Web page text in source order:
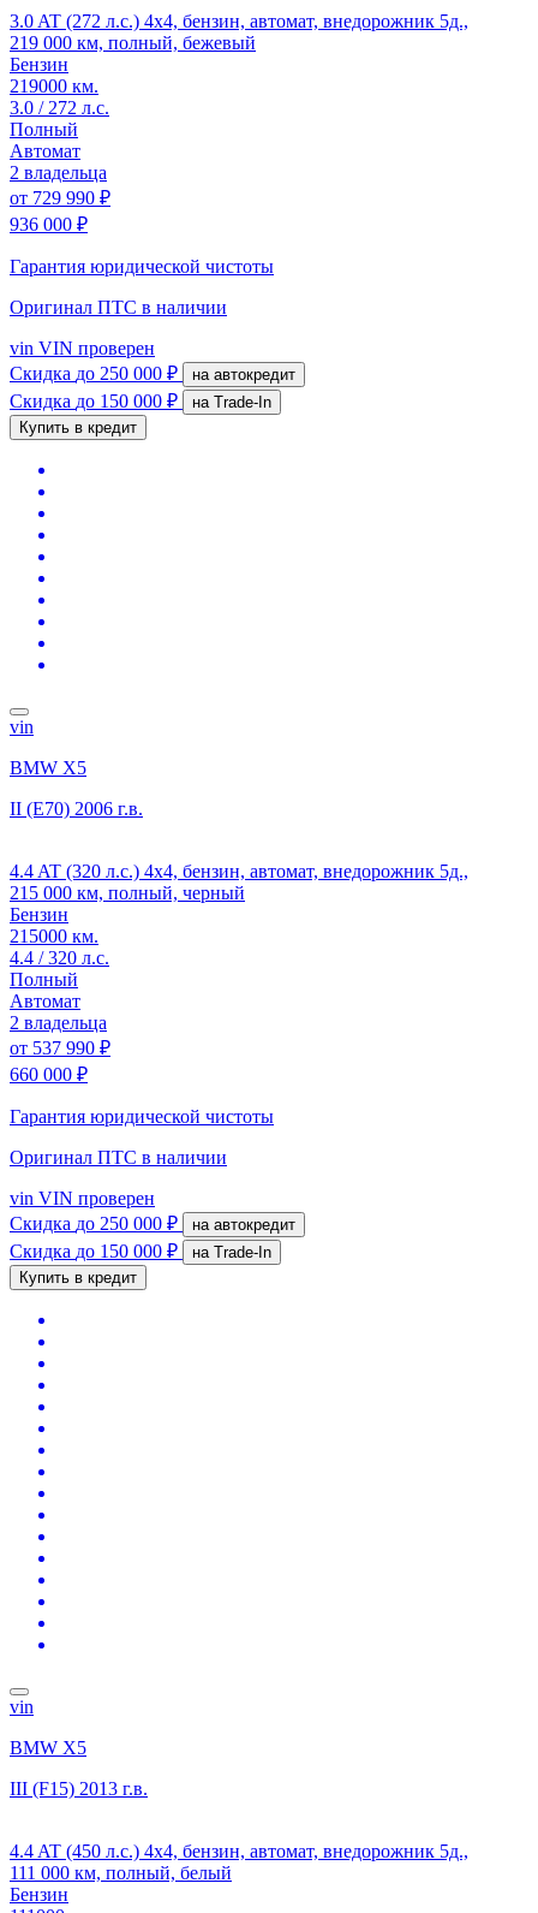
3.0 AT (272 л.с.) 4x4, бензин, автомат, внедорожник 5д.,
219 000 км, полный, бежевый
Бензин
219000 км.
3.0 / 272 л.с.
Полный
Автомат
2 владельца
от 729 990 ₽
936 000 ₽
Гарантия юридической чистоты
Оригинал ПТС в наличии
vin VIN проверен
Скидка до 250 000 ₽ на автокредит
Скидка до 150 000 ₽
на Trade-In
Купить в кредит
vin
BMW X5
II (E70) 2006 г.в.
4.4 AT (320 л.с.) 4x4, бензин, автомат, внедорожник 5д.,
215 000 км, полный, черный
Бензин
215000 км.
4.4 / 320 л.с.
Полный
Автомат
2 владельца
от 537 990 ₽
660 000 ₽
Гарантия юридической чистоты
Оригинал ПТС в наличии
vin VIN проверен
Скидка до 250 000 ₽ на автокредит
Скидка до 150 000 ₽
на Trade-In
Купить в кредит
vin
BMW X5
III (F15) 2013 г.в.
4.4 AT (450 л.с.) 4x4, бензин, автомат, внедорожник 5д.,
111 000 км, полный, белый
Бензин